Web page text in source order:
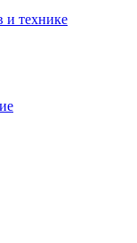
и технике